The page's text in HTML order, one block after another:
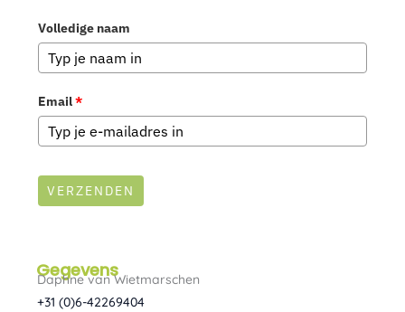
Gegevens
Daphne van Wietmarschen
+31 (0)6-42269404
Volledige naam
Email*
VERZENDEN